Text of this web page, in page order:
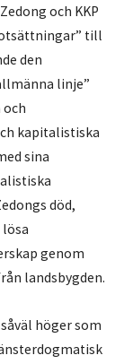
och KKP
till
den
linje”
och
kapitalistiska
sina
död,
genom
landsbygden.
höger som